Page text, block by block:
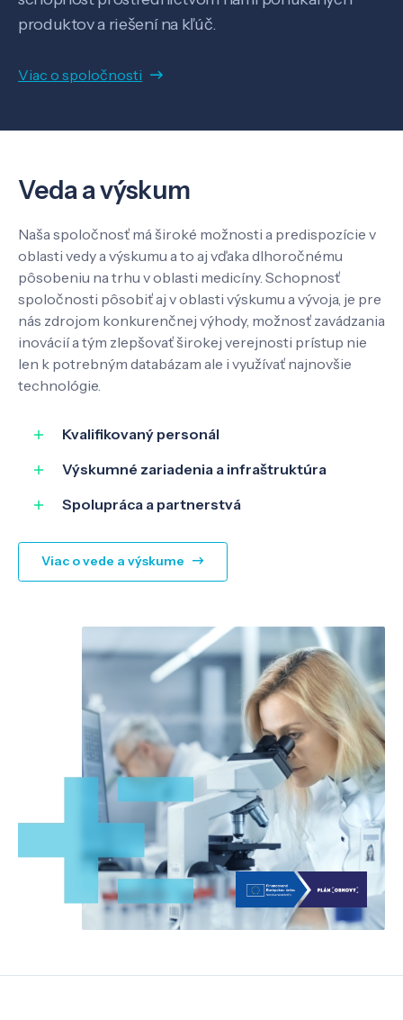
Veda a výskum
O nás
Kontakt
produktov a riešení na kľúč.
Viac o spoločnosti
Veda a výskum
Naša spoločnosť má široké možnosti a predispozície v
oblasti vedy a výskumu a to aj vďaka dlhoročnému
pôsobeniu na trhu v oblasti medicíny. Schopnosť
spoločnosti pôsobiť aj v oblasti výskumu a vývoja, je pre
nás zdrojom konkurenčnej výhody, možnosť zavádzania
inovácií a tým zlepšovať širokej verejnosti prístup nie
len k potrebným databázam ale i využívať najnovšie
technológie.
Kvalifikovaný personál
Výskumné zariadenia a infraštruktúra
Spolupráca a partnerstvá
Viac o vede a výskume